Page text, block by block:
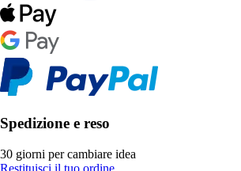
Spedizione e reso
30 giorni per cambiare idea
Restituisci il tuo ordine